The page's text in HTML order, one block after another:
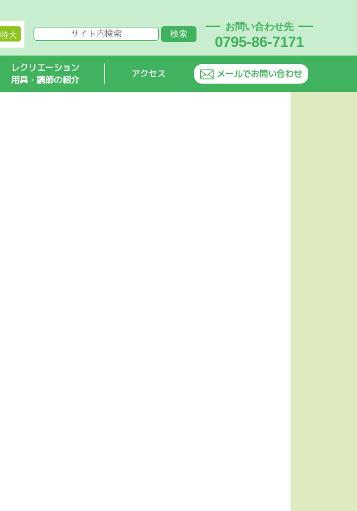
特大
お問い合わせ先
0795-86-7171
レクリエーション
用具・講師の紹介
アクセス メールでお問い合わせ